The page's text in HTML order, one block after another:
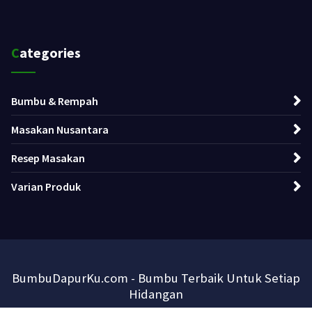
Categories
Bumbu & Rempah
Masakan Nusantara
Resep Masakan
Varian Produk
BumbuDapurKu.com - Bumbu Terbaik Untuk Setiap
Hidangan